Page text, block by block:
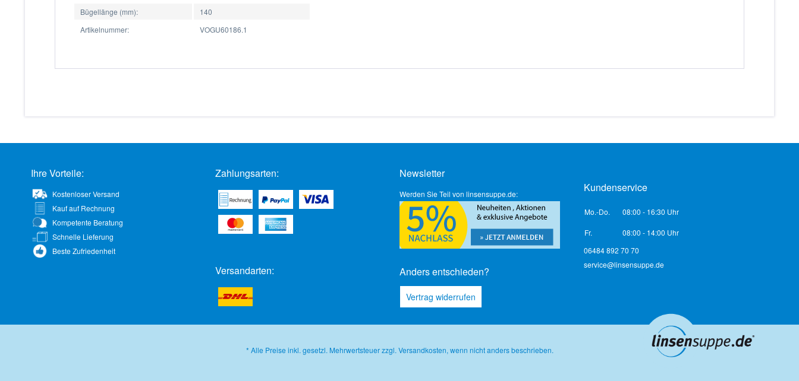
Bügellänge (mm):
140
Artikelnummer:
VOGU60186.1
Ihre Vorteile:
Kostenloser Versand
Kauf auf Rechnung
Kompetente Beratung
Schnelle Lieferung
Beste Zufriedenheit
Zahlungsarten:
Versandarten:
Newsletter
Werden Sie Teil von linsensuppe.de:
Anders entschieden?
Vertrag widerrufen
Kundenservice
Mo.-Do. 08:00 - 16:30 Uhr
Fr.
08:00 - 14:00 Uhr
06484 892 70 70
service@linsensuppe.de
* Alle Preise inkl. gesetzl. Mehrwertsteuer zzgl. Versandkosten, wenn nicht anders beschrieben.